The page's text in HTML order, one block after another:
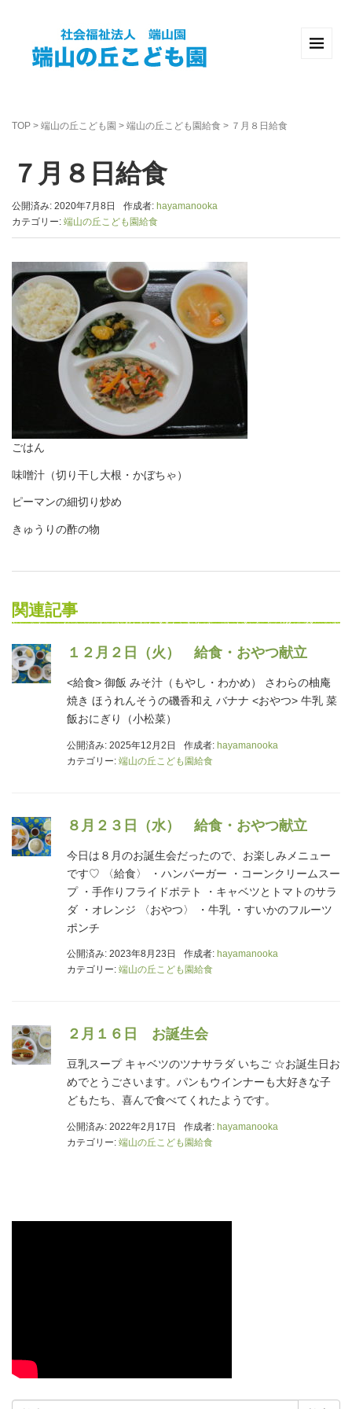
TOP > 端山の丘こども園 > 端山の丘こども園給食 > ７月８日給食
７月８日給食
公開済み: 2020年7月8日 作成者: hayamanooka
カテゴリー: 端山の丘こども園給食
ごはん
味噌汁（切り干し大根・かぼちゃ）
ピーマンの細切り炒め
きゅうりの酢の物
関連記事
１２月２日（火） 給食・おやつ献立
<給食> 御飯 みそ汁（もやし・わかめ） さわらの柚庵
焼き ほうれんそうの磯香和え バナナ <おやつ> 牛乳 菜
飯おにぎり（小松菜）
公開済み: 2025年12月2日 作成者: hayamanooka
カテゴリー: 端山の丘こども園給食
８月２３日（水） 給食・おやつ献立
今日は８月のお誕生会だったので、お楽しみメニュー
です♡ 〈給食〉 ・ハンバーガー ・コーンクリームスー
プ ・手作りフライドポテト ・キャベツとトマトのサラ
ダ ・オレンジ 〈おやつ〉 ・牛乳 ・すいかのフルーツ
ポンチ
公開済み: 2023年8月23日 作成者: hayamanooka
カテゴリー: 端山の丘こども園給食
２月１６日 お誕生会
豆乳スープ キャベツのツナサラダ いちご ☆お誕生日お
めでとうごさいます。パンもウインナーも大好きな子
どもたち、喜んで食べてくれたようです。
公開済み: 2022年2月17日 作成者: hayamanooka
カテゴリー: 端山の丘こども園給食